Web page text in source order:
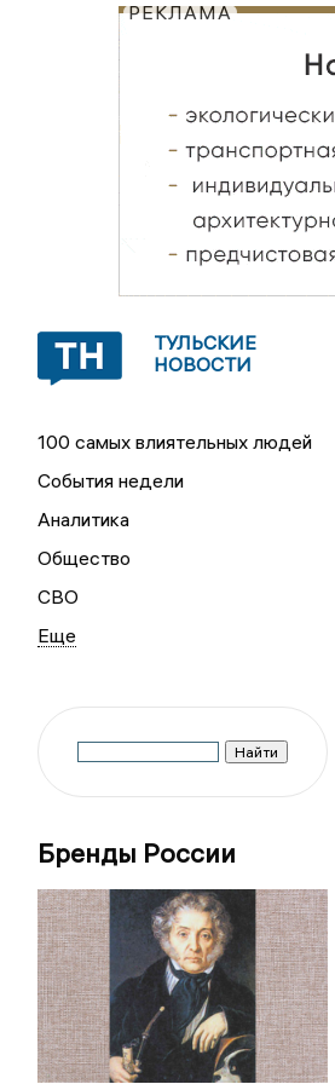
РЕКЛАМА
ТУЛЬСКИЕ
НОВОСТИ
100 самых влиятельных людей
События недели
Аналитика
Общество
СВО
Бренды России